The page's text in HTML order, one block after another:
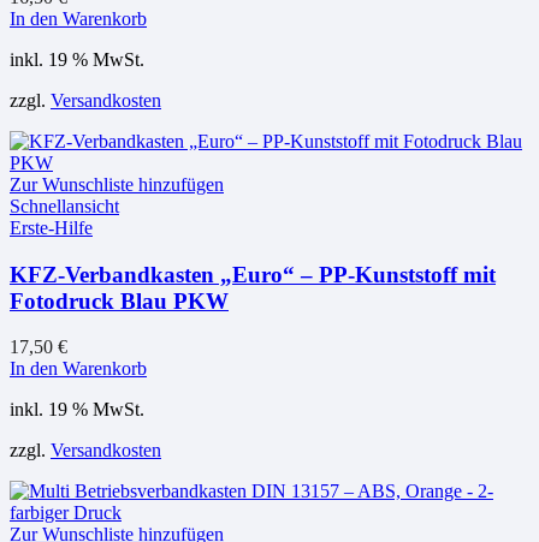
In den Warenkorb
inkl. 19 % MwSt.
zzgl. Versandkosten
Zur Wunschliste hinzufügen
Schnellansicht
Erste-Hilfe
KFZ-Verbandkasten „Euro“ – PP-Kunststoff mit
Fotodruck Blau PKW
17,50 €
In den Warenkorb
inkl. 19 % MwSt.
zzgl. Versandkosten
Zur Wunschliste hinzufügen